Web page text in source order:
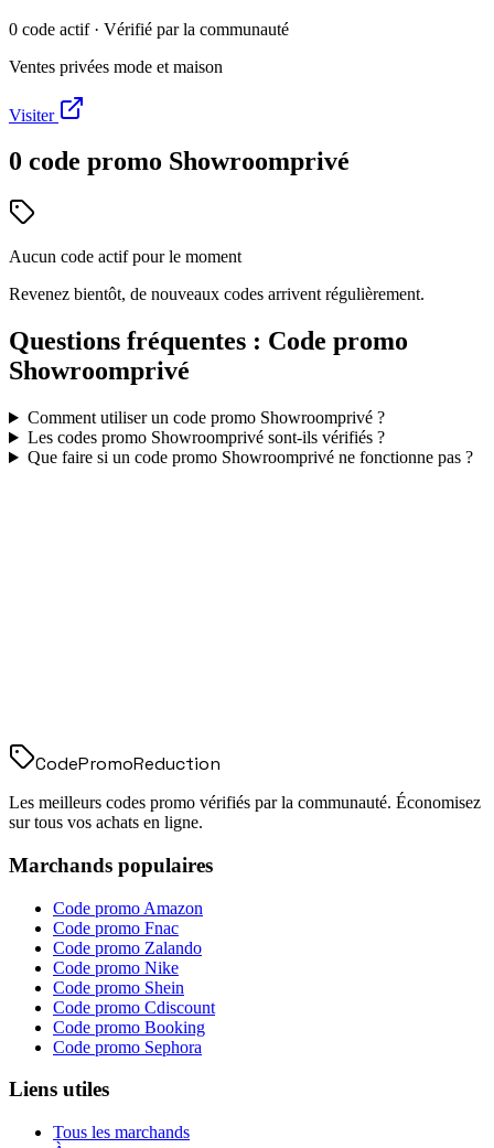
0 code actif· Vérifié par la communauté
Ventes privées mode et maison
Visiter
0 code promo Showroomprivé
Aucun code actif pour le moment
Revenez bientôt, de nouveaux codes arrivent régulièrement.
Questions fréquentes : Code promo
Showroomprivé
Comment utiliser un code promo Showroomprivé?
Les codes promo Showroomprivésont-ils vérifiés ?
Que faire si un code promo Showroomprivéne fonctionne pas ?
CodePromoReduction
Les meilleurs codes promo vérifiés par la communauté. Économisez
sur tous vos achats en ligne.
Marchands populaires
Code promo Amazon
Code promo Fnac
Code promo Zalando
Code promo Nike
Code promo Shein
Code promo Cdiscount
Code promo Booking
Code promo Sephora
Liens utiles
Tous les marchands